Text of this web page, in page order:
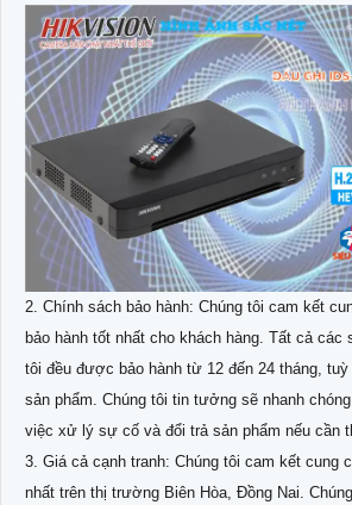
2. Chính sách bảo hành: Chúng tôi cam kết
bảo hành tốt nhất cho khách hàng. Tất cả các
tôi đều được bảo hành từ 12 đến 24 tháng,
sản phẩm. Chúng tôi tin tưởng sẽ nhanh
việc xử lý sự cố và đổi trả sản phẩm nếu cần
3. Giá cả cạnh tranh: Chúng tôi cam kết cung
nhất trên thị trường Biên Hòa, Đồng Nai.